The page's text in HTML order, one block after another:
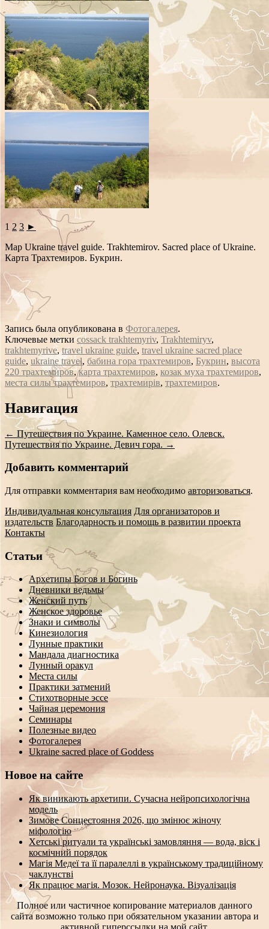
1 2 3 ►
Map Ukraine travel guide. Trakhtemirov. Sacred place of Ukraine.
Карта Трахтемиров. Букрин.
Запись была опубликована в Фотогалерея.
Ключевые меткиcossack trakhtemyriv, Trakhtemiryv,
trakhtemyrive,travel ukraine guide, travel ukraine sacred place
guide, ukraine travel, бабина гора трахтемиров, Букрин, высота
220 трахтемиров,карта трахтемиров, козак муха трахтемиров,
места силы трахтемиров, трахтемирів, трахтемиров.
Сообщение
навигации
Навигация
← Путешествия по Украине. Каменное село. Олевск.
Путешествия по Украине. Девич гора. →
Добавить комментарий
Для отправки комментария вам необходимо авторизоваться.
Индивидуальная консультация Для организаторов и
издательств Благодарность и помощь в развитии проекта
Контакты
Статьи
Архетипы Богов и Богинь
Дневники ведьмы
Женский путь
Женское здоровье
Знаки и символы
Кинезиология
Лунные практики
Мандала диагностика
Лунный оракул
Места силы
Практики затмений
Стихотворные эссе
Чайная церемония
Семинары
Полезные видео
Фотогалерея
Ukraine sacred place of Goddess
Новое на сайте
Як виникають архетипи. Сучасна нейропсихологічна
модель
Зимове Сонцестояння 2026, що змінює жіночу
міфологію
Хетські ритуали та українські замовляння — вода, віск і
космічний порядок
Магія Медеї та її паралеллі в українському традиційному
чаклунстві
Як працює магія. Мозок. Нейронаука. Візуалізація
Полное или частичное копирование материалов данного
сайта возможно только при обязательном указании автора и
активной гиперссылки на мой сайт.